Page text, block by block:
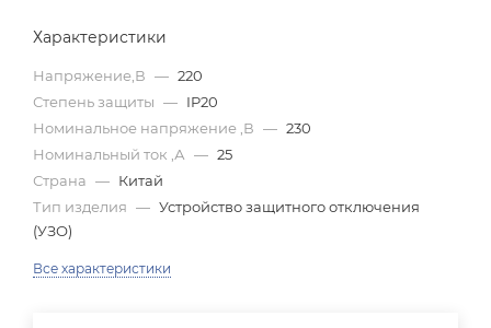
Характеристики
Напряжение,В — 220
Степень защиты — IP20
Номинальное напряжение ,В — 230
Номинальный ток ,А — 25
Страна — Китай
Тип изделия — Устройство защитного отключения
(УЗО)
Все характеристики